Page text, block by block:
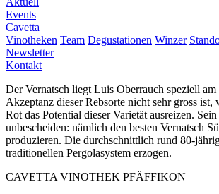
Events
Cavetta
Vinotheken Team Degustationen Winzer
Newsletter
Kontakt
Der Vernatsch liegt Luis Oberrauch speziell
Akzeptanz dieser Rebsorte nicht sehr gross
Rot das Potential dieser Varietät ausreizen.
unbescheiden: nämlich den besten Vernatsch
produzieren. Die durchschnittlich rund 80-
traditionellen Pergolasystem erzogen.
CAVETTA VINOTHEK PFÄFFIKON